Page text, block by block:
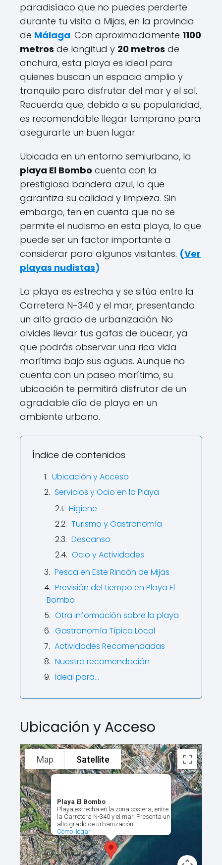
paradisíaco que no puedes perderte
durante tu visita a Mijas, en la provincia
de Málaga. Con aproximadamente 1100
metros de longitud y 20 metros de
anchura, esta playa es ideal para
quienes buscan un espacio amplio y
tranquilo para disfrutar del mar y el sol.
Recuerda que, debido a su popularidad,
es recomendable llegar temprano para
asegurarte un buen lugar.
Ubicada en un entorno semiurbano, la
playa El Bombo cuenta con la
prestigiosa bandera azul, lo que
garantiza su calidad y limpieza. Sin
embargo, ten en cuenta que no se
permite el nudismo en esta playa, lo que
puede ser un factor importante a
considerar para algunos visitantes. (Ver
playas nudistas)
La playa es estrecha y se sitúa entre la
Carretera N-340 y el mar, presentando
un alto grado de urbanización. No
olvides llevar tus gafas de bucear, ya
que podrás observar una rica vida
marítima bajo sus aguas. Aunque no
cuenta con un paseo marítimo, su
ubicación te permitirá disfrutar de un
agradable día de playa en un
ambiente urbano.
Índice de contenidos
Ubicación y Acceso
Servicios y Ocio en la Playa
Higiene
Turismo y Gastronomía
Descanso
Ocio y Actividades
Pesca en Este Rincón de Mijas
Previsión del tiempo en Playa El
Bombo
Otra información sobre la playa
Gastronomía Típica Local
Actividades Recomendadas
Nuestra recomendación
Ideal para...
Ubicación y Acceso
Playa El Bombo
Playa estrecha en la zona costera, entre
la Carretera N-340 y el mar. Presenta un
alto grado de urbanización.
Cómo llegar
Map Satellite